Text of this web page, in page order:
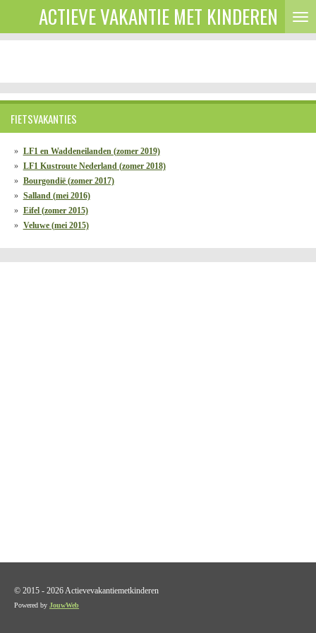
naar
ACTIEVE VAKANTIE MET KINDEREN
FIETSVAKANTIES
LF1 en Waddeneilanden (zomer 2019)
LF1 Kustroute Nederland (zomer 2018)
Bourgondië (zomer 2017)
Salland (mei 2016)
Eifel (zomer 2015)
Veluwe (mei 2015)
© 2015 - 2026 Actievevakantiemetkinderen
Powered by JouwWeb